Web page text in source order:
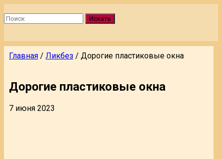
Искать
Главная / Ликбез / Дорогие пластиковые окна
Дорогие пластиковые окна
7 июня 2023